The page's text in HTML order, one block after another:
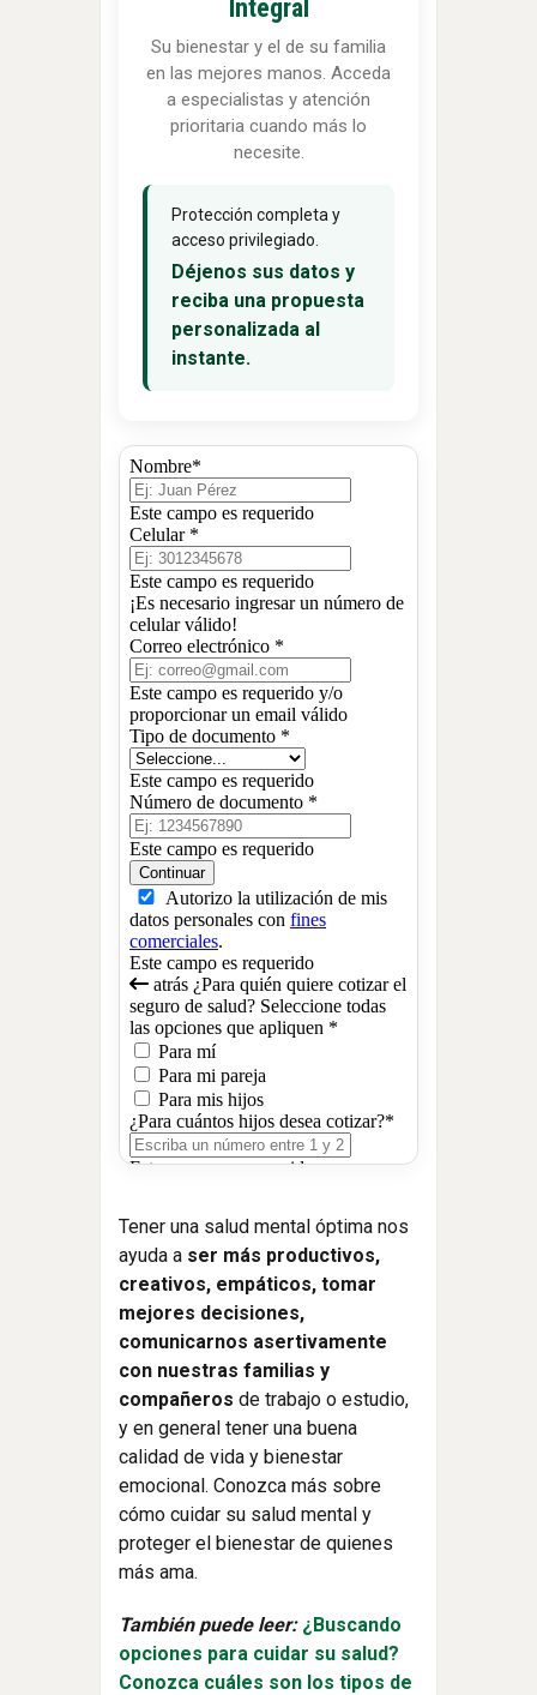
Integral
Su bienestar y el de su familia
en las mejores manos. Acceda
a especialistas y atención
prioritaria cuando más lo
necesite.
Protección completa y
acceso privilegiado.
Déjenos sus datos y
reciba una propuesta
personalizada al
instante.
Tener una salud mental óptima nos
ayuda a ser más productivos,
creativos, empáticos, tomar
mejores decisiones,
comunicarnos asertivamente
con nuestras familias y
compañeros de trabajo o estudio,
y en general tener una buena
calidad de vida y bienestar
emocional. Conozca más sobre
cómo cuidar su salud mental y
proteger el bienestar de quienes
más ama.
También puede leer: ¿Buscando
opciones para cuidar su salud?
Conozca cuáles son los tipos de